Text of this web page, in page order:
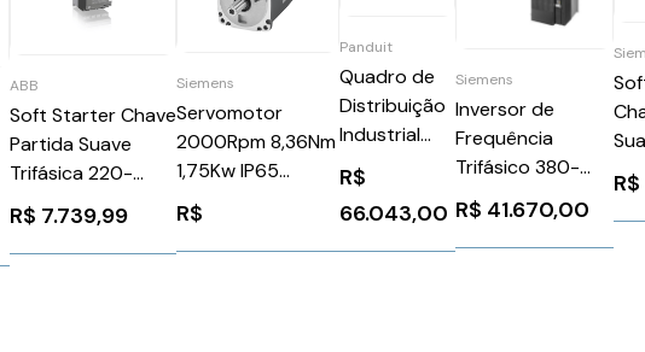
ABB
Soft Starter Chave
Partida Suave
Trifásica 220-
600V 60A 110-
220V
PSTX6060070
R$ 7.739,99
Siemens
Servomotor
2000Rpm 8,36Nm
1,75Kw IP65
Siemens
1FL60661AC612LH1
R$
Panduit
Quadro de
Distribuição
Industrial
ZDF242430-
6
R$
66.043,00
Siemens
Inversor de
Frequência
Trifásico 380-
480V 136A 90Kw
Sinamics G120C
Siemens
R$ 41.670,00
R$